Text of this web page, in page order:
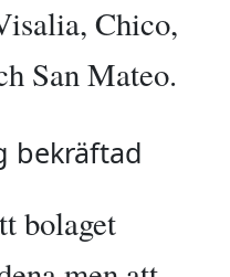
Chico,
San Mateo.
bekräftad
bolaget